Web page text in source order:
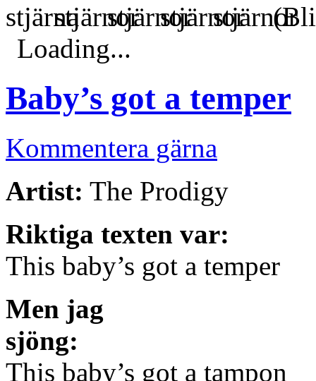
(Bli
Loading...
Baby’s got a temper
Kommentera gärna
Artist: The Prodigy
Riktiga texten var:
This baby’s got a temper
Men jag
sjöng:
This baby’s got a tampon